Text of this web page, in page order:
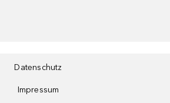
Datenschutz
Impressum